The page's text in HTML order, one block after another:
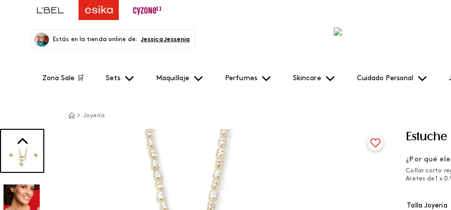
Estás en la tienda online de: Jessica Jessenia
Zona Sale 🛒 Sets Maquillaje Perfumes Skincare Cuidado Personal
Joyería
¿Por qué
Collar corto
Aretes de 1 x
Talla Joyeria